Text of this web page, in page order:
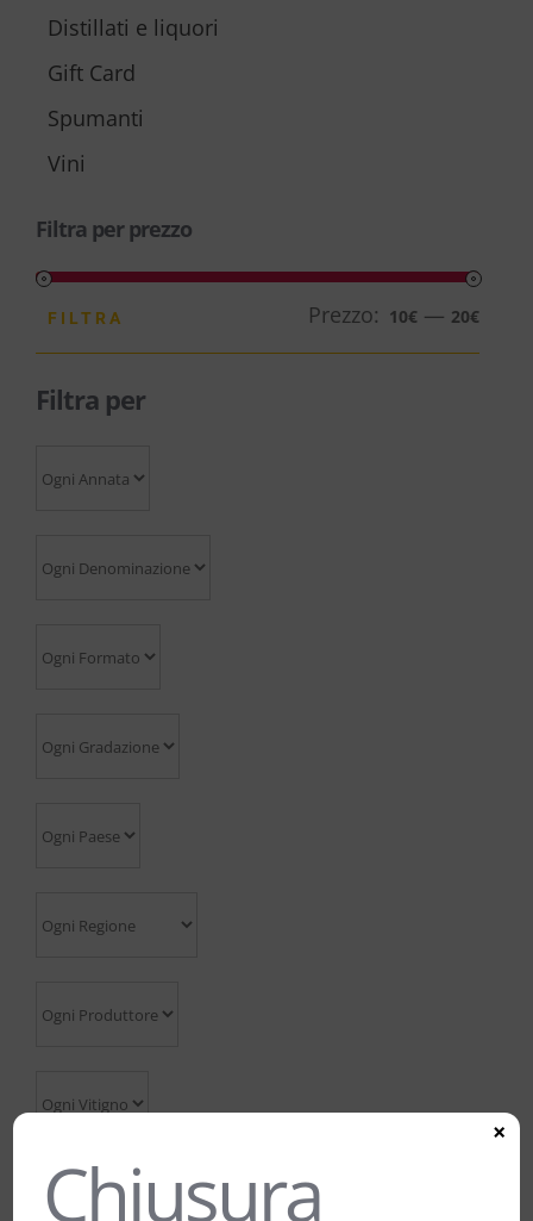
Distillati e liquori
Gift Card
Spumanti
Vini
Filtra per prezzo
Min
Max
FILTRA Prezzo: 10€ — 20€
Filtra per
Chiusura
×